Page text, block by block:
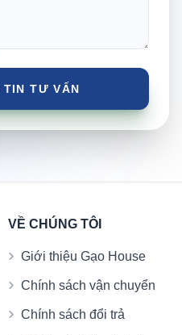
VỀ CHÚNG TÔI
Giới thiệu Gạo House
Chính sách vận chuyển
Chính sách đổi trả